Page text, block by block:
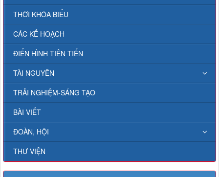
THỜI KHÓA BIỂU
CÁC KẾ HOẠCH
ĐIỂN HÌNH TIÊN TIẾN
TÀI NGUYÊN
TRẢI NGHIỆM-SÁNG TẠO
BÀI VIẾT
ĐOÀN, HỘI
THƯ VIỆN